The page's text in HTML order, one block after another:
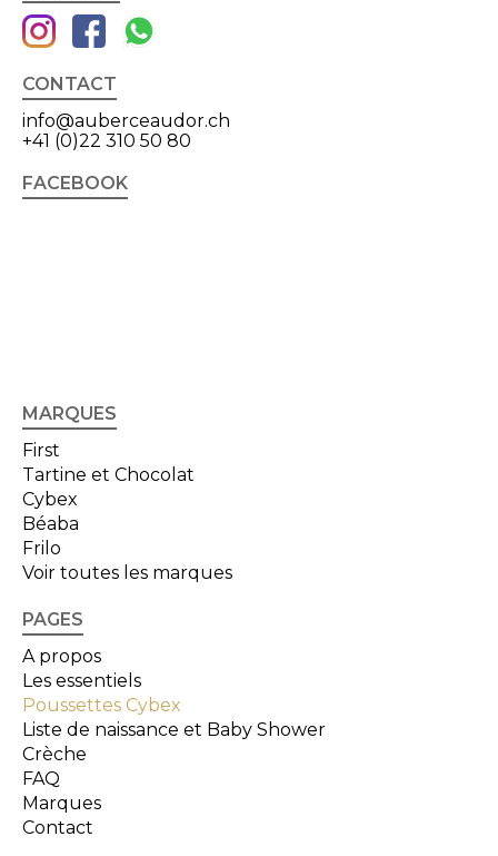
CONTACT
info@auberceaudor.ch
+41 (0)22 310 50 80
FACEBOOK
MARQUES
First
Tartine et Chocolat
Cybex
Béaba
Frilo
Voir toutes les marques
PAGES
A propos
Les essentiels
Poussettes Cybex
Liste de naissance et Baby Shower
Crèche
FAQ
Marques
Contact